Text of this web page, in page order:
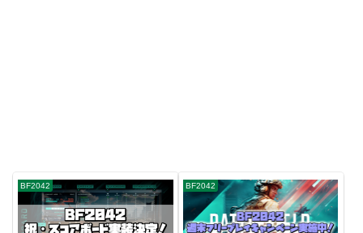
BF2042 BF2042